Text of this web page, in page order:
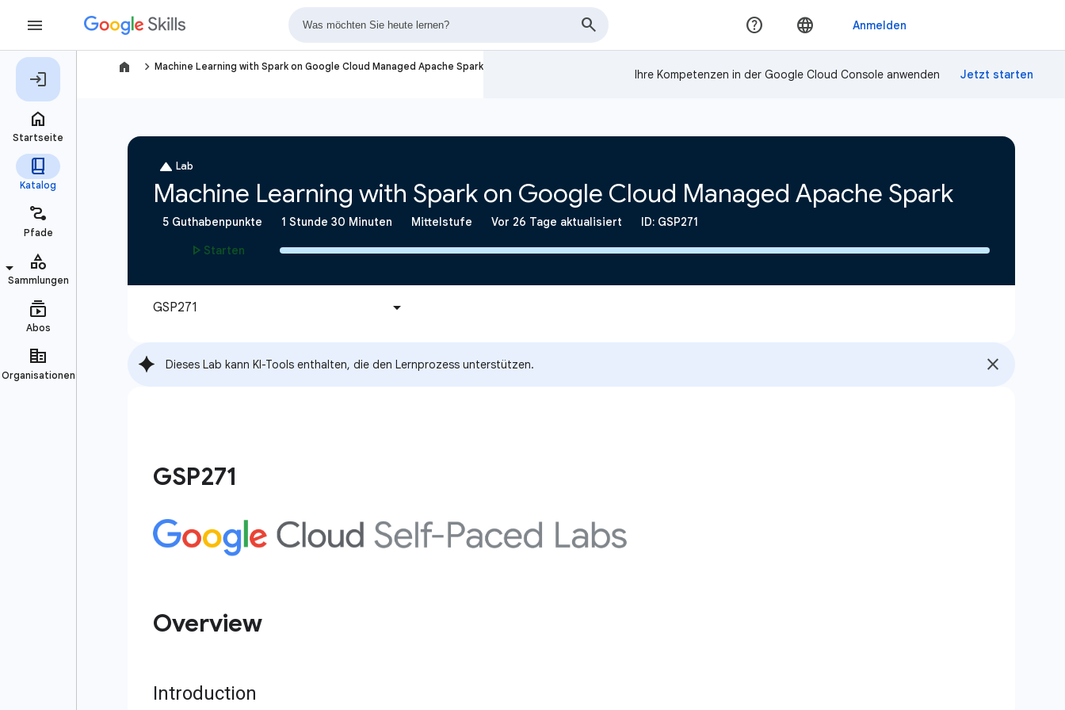
navigate_next Machine Learning with Spark on Google Cloud Managed Apache Spark
Ihre Kompetenzen in der Google Cloud Console anwenden
Dieses Lab kann KI-Tools enthalten, die den Lernprozess unterstützen.
GSP271
Overview
Introduction